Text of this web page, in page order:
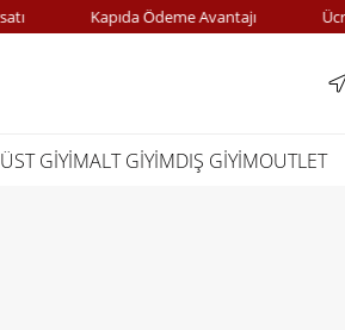
Kapıda Ödeme Avantajı
ÜST GİYİMALT GİYİMDIŞ GİYİMOUTLET